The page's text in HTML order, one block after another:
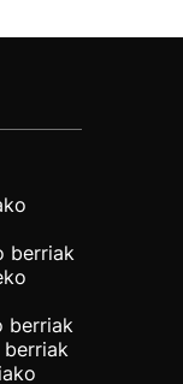
berriak
berriak
berriak